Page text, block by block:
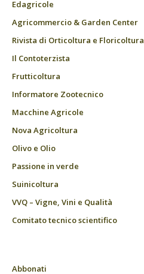
Edagricole
Agricommercio & Garden Center
Rivista di Orticoltura e Floricoltura
Il Contoterzista
Frutticoltura
Informatore Zootecnico
Macchine Agricole
Nova Agricoltura
Olivo e Olio
Passione in verde
Suinicoltura
VVQ – Vigne, Vini e Qualità
Comitato tecnico scientifico
Abbonati